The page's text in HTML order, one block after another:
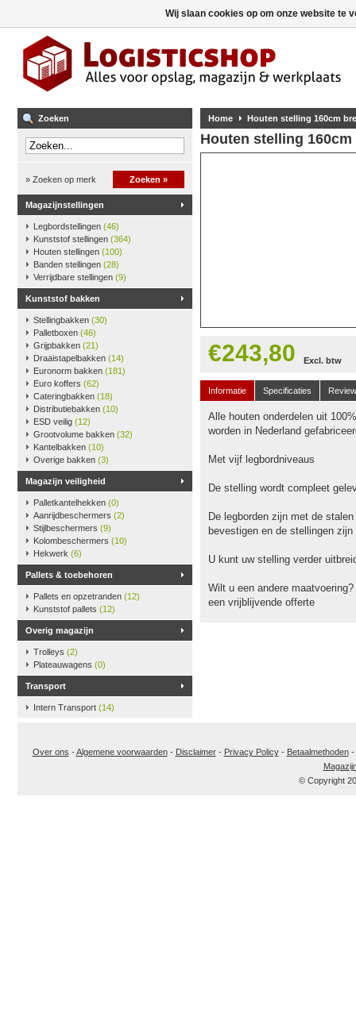
Zoeken
» Zoeken op merk Zoeken »
Magazijnstellingen
Legbordstellingen (46)
Kunststof stellingen (364)
Houten stellingen (100)
Banden stellingen (28)
Verrijdbare stellingen (9)
Kunststof bakken
Stellingbakken (30)
Palletboxen (46)
Grijpbakken (21)
Draaistapelbakken (14)
Euronorm bakken (181)
Euro koffers (62)
Cateringbakken (18)
Distributiebakken (10)
ESD veilig (12)
Grootvolume bakken (32)
Kantelbakken (10)
Overige bakken (3)
Magazijn veiligheid
Palletkantelhekken (0)
Aanrijdbeschermers (2)
Stijlbeschermers (9)
Kolombeschermers (10)
Hekwerk (6)
Pallets & toebehoren
Pallets en opzetranden (12)
Kunststof pallets (12)
Overig magazijn
Trolleys (2)
Plateauwagens (0)
Transport
Intern Transport (14)
Home Houten stelling 160cm
Houten stelling
€243,80 Excl. btw
Informatie Specificaties
Alle houten onderdelen uit
worden in Nederland
Met vijf legbordniveaus
De stelling wordt compleet
De legborden zijn met de
bevestigen en de stellingen
U kunt uw stelling verder
Wilt u een andere
een vrijblijvende offerte
Over ons -Algemene voorwaarden- Disclaimer- Privacy Policy- Betaalmethoden-
© Copyright
Wij slaan cookies op om onze website te